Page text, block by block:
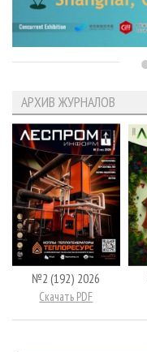
АРХИВ ЖУРНАЛОВ
№2 (192) 2026
Скачать PDF